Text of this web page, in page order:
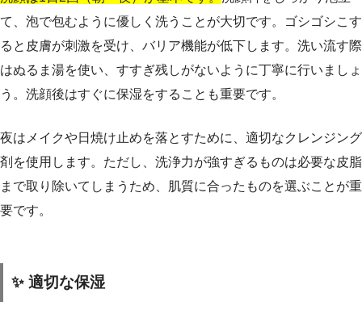
て、泡で包むように優しく洗うことが大切です。ゴシゴシこす
ると皮膚が刺激を受け、バリア機能が低下します。洗い流す際
はぬるま湯を使い、すすぎ残しがないように丁寧に行いましょ
う。洗顔後はすぐに保湿をすることも重要です。
夜はメイクや日焼け止めを落とすために、適切なクレンジング
剤を使用します。ただし、洗浄力が強すぎるものは必要な皮脂
まで取り除いてしまうため、肌質に合ったものを選ぶことが重
要です。
✨ 適切な保湿